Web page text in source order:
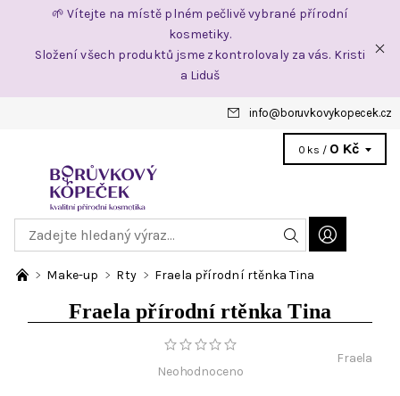
🌱 Vítejte na místě plném pečlivě vybrané přírodní
kosmetiky.
Složení všech produktů jsme zkontrolovaly za vás. Kristi
a Liduš
info@ boruvkovykopecek.cz
0 ks / 0 Kč
Make-up Rty Fraela přírodní rtěnka Tina
Fraela přírodní rtěnka Tina
Neohodnoceno
Fraela